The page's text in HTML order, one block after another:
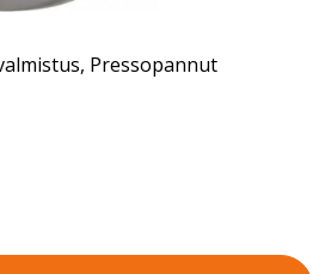
, Pressopannut